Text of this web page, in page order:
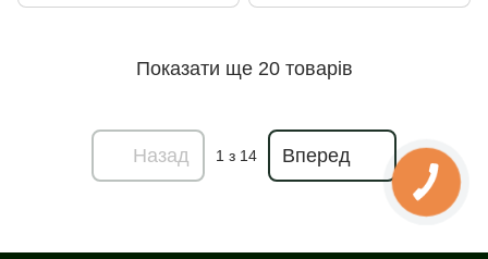
Показати ще 20 товарів
Назад 1з 14 Вперед